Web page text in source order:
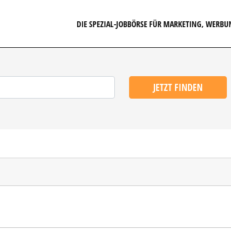
DIE SPEZIAL-JOBBÖRSE FÜR MARKETING,
JETZT FINDEN